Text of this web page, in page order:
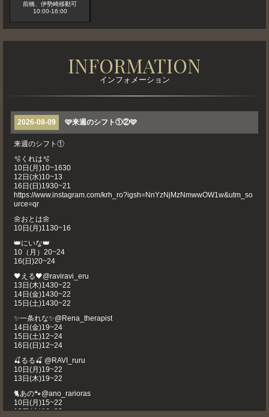
前橋、伊勢崎移動可
10:00-16:00
INFORMATION
インフォメーション
2026-08-09 🩷来週のシフト①②🩷
来週のシフト①
🫧くれは🫧
10日(月)10~1630
12日(水)10~13
16日(日)1930~21
https://www.instagram.com/krh_ro?igsh=NnYzNjMzNmwwOW1w&utm_so
urce=qr
🌼おとは🌼
10日(月)1130~16
👑にいな👑
10（月）20~24
16(日)20~24
🖤える🖤@raviravi_eru
13日(木)1430~22
14日(金)1430~22
15日(土)1430~22
✨️一条れな✨️@Rena_therapist
14日(金)19~24
15日(土)12~24
16日(日)12~24
🍒るる🍒 @RAVI_ruru
10日(月)19~22
13日(木)19~22
🐈あの🐾@ano_rarioras
10日(月)15~22
13日(木)16~23